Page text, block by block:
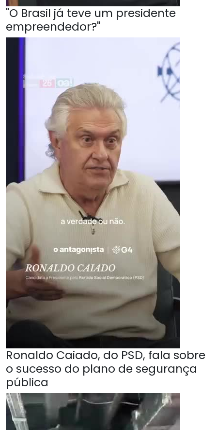
"O Brasil já teve um presidente
empreendedor?"
Ronaldo Caiado, do PSD, fala sobre
o sucesso do plano de segurança
pública